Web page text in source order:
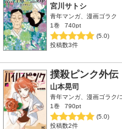
宮川サトシ
青年マンガ、漫画ゴラク
1巻
740pt
(5.0)
投稿数3件
撲殺ピンク外
山本晃司
青年マンガ、漫画ゴラク/
1巻
790pt
(5.0)
投稿数2件